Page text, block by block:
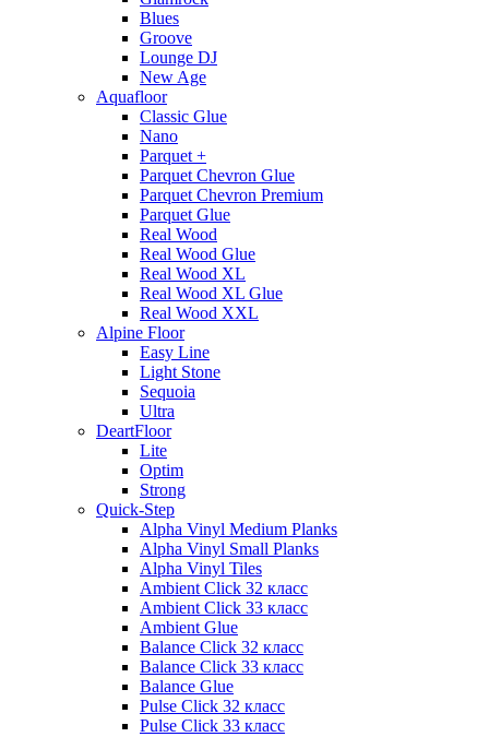
Blues
Groove
Lounge DJ
New Age
Aquafloor
Classic Glue
Nano
Parquet +
Parquet Chevron Glue
Parquet Chevron Premium
Parquet Glue
Real Wood
Real Wood Glue
Real Wood XL
Real Wood XL Glue
Real Wood XXL
Alpine Floor
Easy Line
Light Stone
Sequoia
Ultra
DeartFloor
Lite
Optim
Strong
Quick-Step
Alpha Vinyl Medium Planks
Alpha Vinyl Small Planks
Alpha Vinyl Tiles
Ambient Click 32 класс
Ambient Click 33 класс
Ambient Glue
Balance Click 32 класс
Balance Click 33 класс
Balance Glue
Pulse Click 32 класс
Pulse Click 33 класс